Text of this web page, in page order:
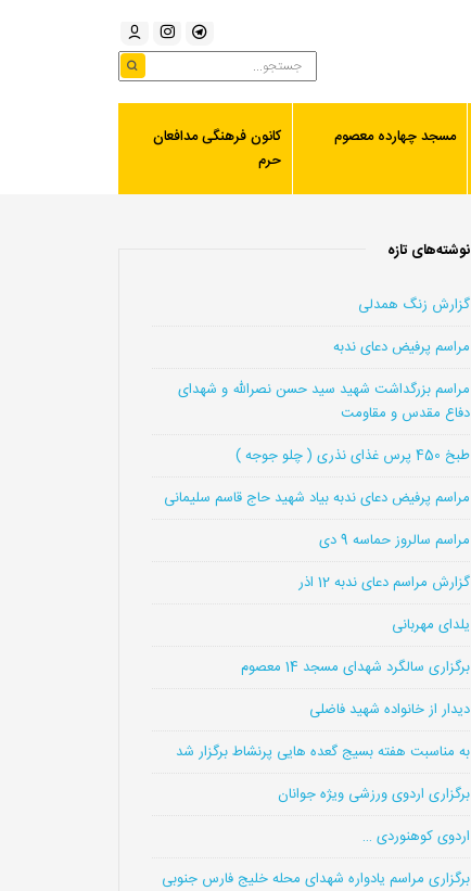
مسجد چهارده معصوم
کانون فرهنگی مدافعان
حرم
نوشته‌های تازه
گزارش زنگ همدلی
مراسم پرفیض دعای ندبه
مراسم بزرگداشت شهید سید حسن نصرالله و شهدای
دفاع مقدس و مقاومت
طبخ 450 پرس غذای نذری ( چلو جوجه )
مراسم پرفیض دعای ندبه بیاد شهید حاج قاسم سلیمانی
مراسم سالروز حماسه 9 دی
گزارش مراسم دعای ندبه 12 اذر
یلدای مهربانی
برگزاری سالگرد شهدای مسجد 14 معصوم
دیدار از خانواده شهید فاضلی
به مناسبت هفته بسیج گعده هایی پرنشاط برگزار شد
برگزاری اردوی ورزشی ویژه جوانان
اردوی کوهنوردی …
برگزاری مراسم یادواره شهدای محله خلیج فارس جنوبی